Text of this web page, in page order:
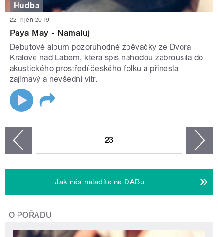
Hudba
22. říjen 2019
Paya May - Namaluj
Debutové album pozoruhodné zpěvačky ze Dvora
Králové nad Labem, která spíš náhodou zabrousila do
akustického prostředí českého folku a přinesla
zajímavý a nevšední vítr.
23
Jak nás naladíte na DABu
O POŘADU